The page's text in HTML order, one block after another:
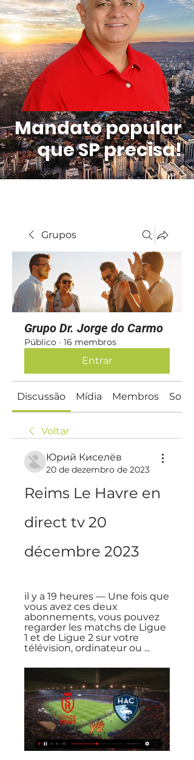
Mandato popular
que SP precisa!
Grupos
Grupo Dr. Jorge do Carmo
Público · 16 membros
Entrar
Discussão Mídia Membros Sobre
Voltar
Юрий Киселёв
20 de dezembro de 2023
Reims Le Havre en
direct tv 20
décembre 2023
il y a 19 heures — Une fois que
vous avez ces deux
abonnements, vous pouvez
regarder les matchs de Ligue
1 et de Ligue 2 sur votre
télévision, ordinateur ou ...